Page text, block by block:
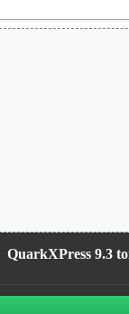
QuarkXPress 9.3